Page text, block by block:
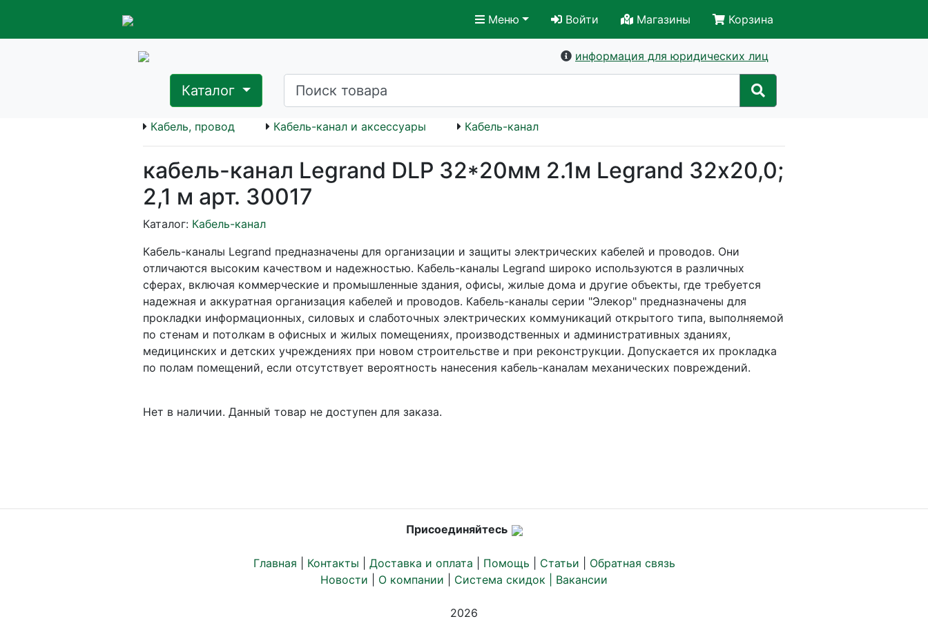
Меню Войти Магазины Корзина
информация для юридических лиц
Каталог
Кабель, провод Кабель-канал и аксессуары Кабель-канал
кабель-канал Legrand DLP 32*20мм 2.1м Legrand 32х20,0;
2,1 м арт. 30017
Каталог: Кабель-канал
Кабель-каналы Legrand предназначены для организации и защиты электрических кабелей и проводов. Они
отличаются высоким качеством и надежностью. Кабель-каналы Legrand широко используются в различных
сферах, включая коммерческие и промышленные здания, офисы, жилые дома и другие объекты, где требуется
надежная и аккуратная организация кабелей и проводов. Кабель-каналы серии "Элекор" предназначены для
прокладки информационных, силовых и слаботочных электрических коммуникаций открытого типа, выполняемой
по стенам и потолкам в офисных и жилых помещениях, производственных и административных зданиях,
медицинских и детских учреждениях при новом строительстве и при реконструкции. Допускается их прокладка
по полам помещений, если отсутствует вероятность нанесения кабель-каналам механических повреждений.
Нет в наличии. Данный товар не доступен для заказа.
Присоединяйтесь
Главная Контакты Доставка и оплата Помощь Статьи
Обратная связь
Новости
О компании Система скидок | Вакансии
2026